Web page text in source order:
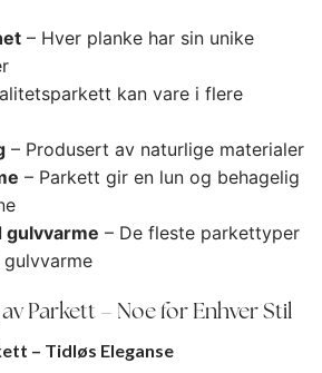
– Hver planke har sin unike
kan vare i flere
– Produsert av naturlige materialer
– Parkett gir en lun og behagelig
gulvvarme – De fleste parkettyper
Parkett – Noe for Enhver Stil
– Tidløs Eleganse